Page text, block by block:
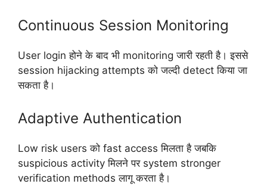
Continuous Session Monitoring
User login होने के बाद भी monitoring जारी रहती है। इससे
session hijacking attempts को जल्दी detect किया जा
सकता है।
Adaptive Authentication
Low risk users को fast access मिलता है जबकि
suspicious activity मिलने पर system stronger
verification methods लागू करता है।